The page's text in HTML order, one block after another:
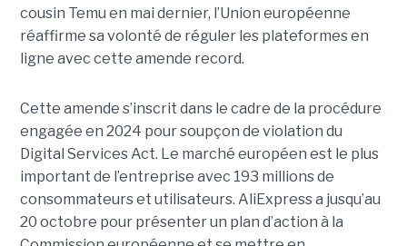
cousin Temu en mai dernier, l’Union européenne
réaffirme sa volonté de réguler les plateformes en
ligne avec cette amende record.
Cette amende s’inscrit dans le cadre de la procédure
engagée en 2024 pour soupçon de violation du
Digital Services Act. Le marché européen est le plus
important de l’entreprise avec 193 millions de
consommateurs et utilisateurs. AliExpress a jusqu’au
20 octobre pour présenter un plan d’action à la